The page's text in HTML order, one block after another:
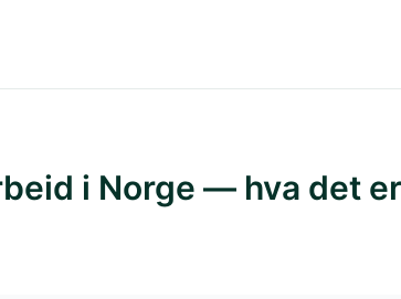
i Norge — hva det